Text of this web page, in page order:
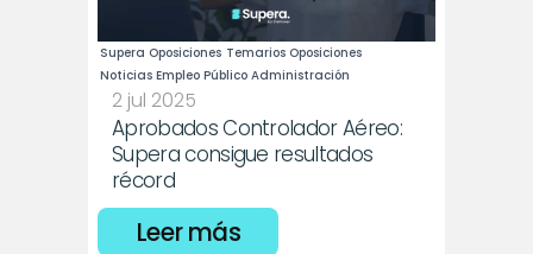
Supera Oposiciones Temarios Oposiciones
Noticias Empleo Público Administración
2 jul 2025
Aprobados Controlador Aéreo:
Supera consigue resultados
récord
Leer más